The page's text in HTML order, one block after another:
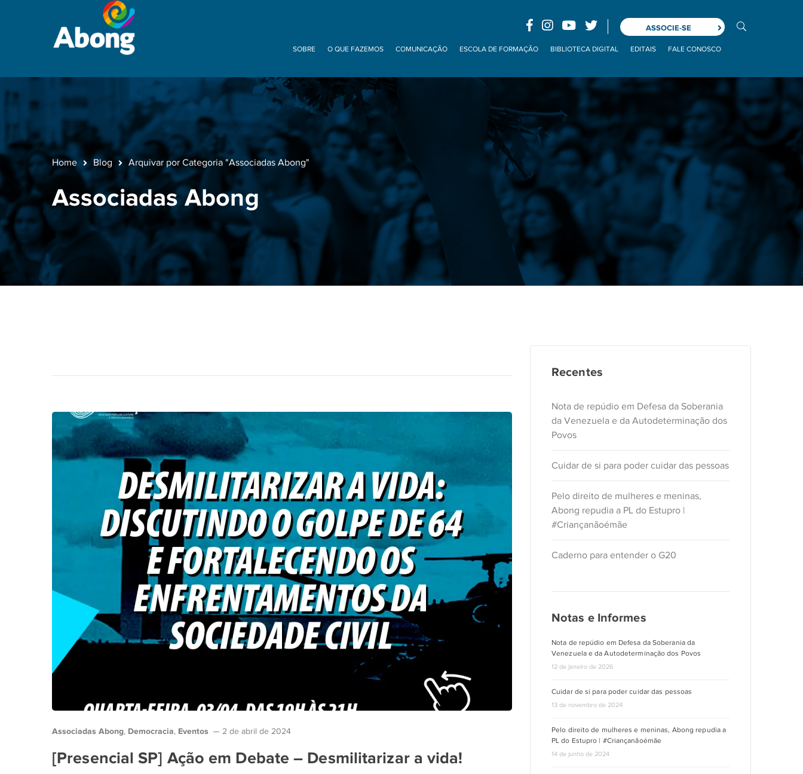
ASSOCIE-SE
SOBRE O QUE FAZEMOS COMUNICAÇÃO ESCOLA DE FORMAÇÃO BIBLIOTECA DIGITAL EDITAIS FALE CONOSCO
Home Blog Arquivar por Categoria "Associadas Abong"
Associadas Abong
Associadas Abong, Democracia, Eventos 2 de abril de 2024
[Presencial SP] Ação em Debate – Desmilitarizar a vida!
Recentes
Nota de repúdio em Defesa da Soberania
da Venezuela e da Autodeterminação dos
Povos
Cuidar de si para poder cuidar das pessoas
Pelo direito de mulheres e meninas,
Abong repudia a PL do Estupro |
#Criançanãoémãe
Caderno para entender o G20
Notas e Informes
Nota de repúdio em Defesa da Soberania da
Venezuela e da Autodeterminação dos Povos
12 de janeiro de 2026
Cuidar de si para poder cuidar das pessoas
13 de novembro de 2024
Pelo direito de mulheres e meninas, Abong repudia a
PL do Estupro | #Criançanãoémãe
14 de junho de 2024